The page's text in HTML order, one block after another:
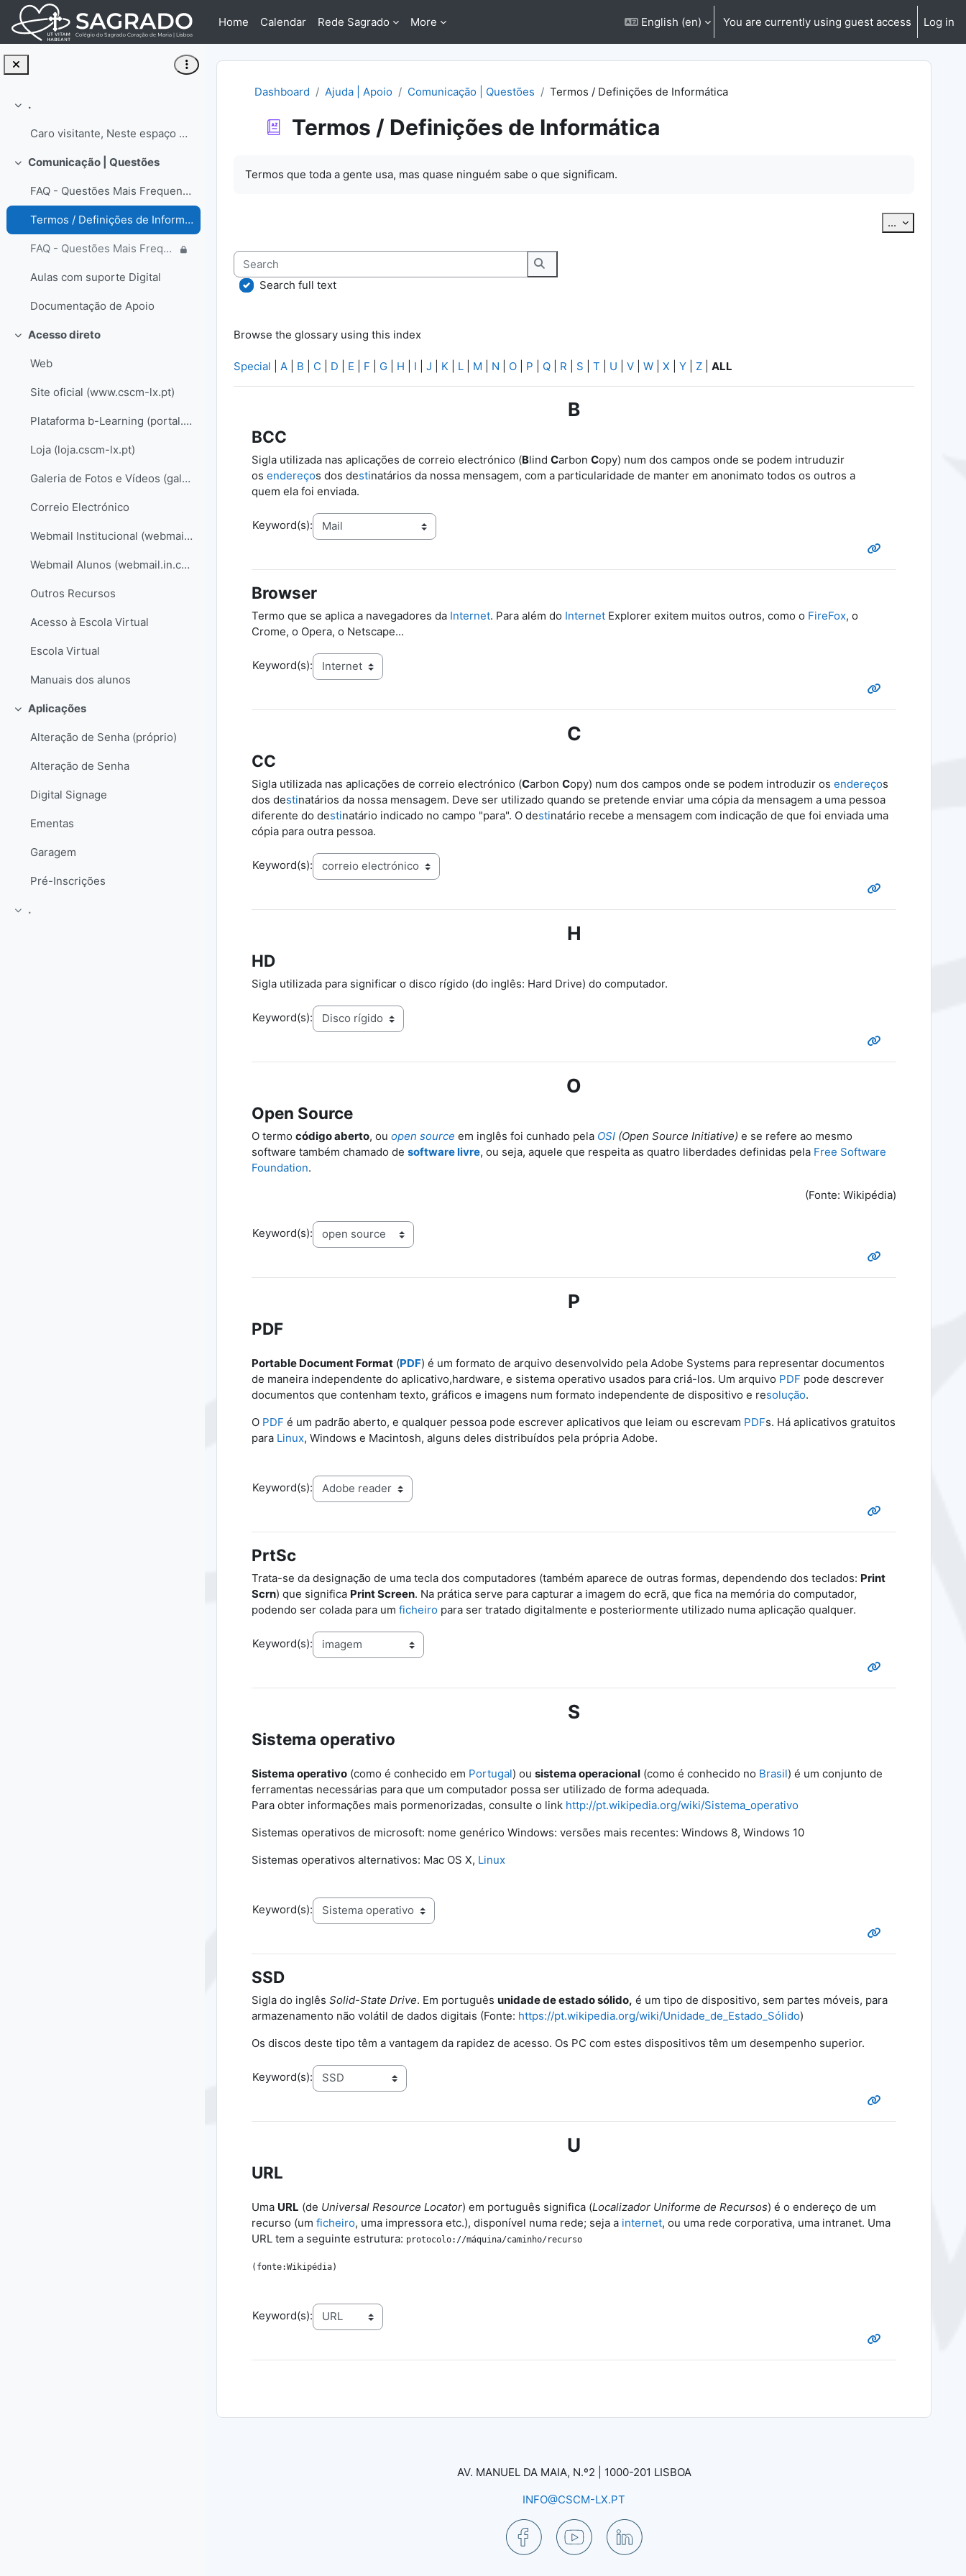
Skip to main content
Home
Calendar Rede Sagrado More English ‎(en)‎ You are currently using guest access Log in
Collapse
.
Caro visitante, Neste espaço encontrará informa...
Collapse
Comunicação | Questões
FAQ - Questões Mais Frequentes
Termos / Definições de Informática
FAQ - Questões Mais Frequentes | Colaborador
Aulas com suporte Digital
Documentação de Apoio
Collapse
Acesso direto
Web
Site oficial (www.cscm-lx.pt)
Plataforma b-Learning (portal.cscm-lx.pt)
Loja (loja.cscm-lx.pt)
Galeria de Fotos e Vídeos (galeria.cscm-lx.pt)
Correio Electrónico
Webmail Institucional (webmail.cscm-lx.pt)
Webmail Alunos (webmail.in.cscm-lx.pt)
Outros Recursos
Acesso à Escola Virtual
Escola Virtual
Manuais dos alunos
Collapse
Aplicações
Alteração de Senha (próprio)
Alteração de Senha
Digital Signage
Ementas
Garagem
Pré-Inscrições
Collapse
.
Dashboard Ajuda | Apoio Comunicação | Questões Termos / Definições de Informática
Termos / Definições de Informática
Termos que toda a gente usa, mas quase ninguém sabe o que significam.
... Export
Search
Search
Search full text
Browse the glossary using this index
Special A B C D E F G H I J K L M N O P Q R S T U V W X Y Z ALL
B
BCC
Sigla utilizada nas aplicações de correio electrónico (Blind Carbon Copy) num dos campos onde se podem intruduzir
os endereços dos destinatários da nossa mensagem, com a particularidade de manter em anonimato todos os outros a
quem ela foi enviada.
Keyword(s):
Browser
Termo que se aplica a navegadores da Internet. Para além do Internet Explorer exitem muitos outros, como o FireFox, o
Crome, o Opera, o Netscape...
Keyword(s):
C
CC
Sigla utilizada nas aplicações de correio electrónico (Carbon Copy) num dos campos onde se podem introduzir os endereços
dos destinatários da nossa mensagem. Deve ser utilizado quando se pretende enviar uma cópia da mensagem a uma pessoa
diferente do destinatário indicado no campo "para". O destinatário recebe a mensagem com indicação de que foi enviada uma
cópia para outra pessoa.
Keyword(s):
H
HD
Sigla utilizada para significar o disco rígido (do inglês: Hard Drive) do computador.
Keyword(s):
O
Open Source
O termo código aberto, ou open source em inglês foi cunhado pela OSI (Open Source Initiative) e se refere ao mesmo
software também chamado de software livre, ou seja, aquele que respeita as quatro liberdades definidas pela Free Software
Foundation.
(Fonte: Wikipédia)
Keyword(s):
P
PDF
Portable Document Format (PDF) é um formato de arquivo desenvolvido pela Adobe Systems para representar documentos
de maneira independente do aplicativo,hardware, e sistema operativo usados para criá-los. Um arquivo PDF pode descrever
documentos que contenham texto, gráficos e imagens num formato independente de dispositivo e resolução.
O PDF é um padrão aberto, e qualquer pessoa pode escrever aplicativos que leiam ou escrevam PDFs. Há aplicativos gratuitos
para Linux, Windows e Macintosh, alguns deles distribuídos pela própria Adobe.
Keyword(s):
PrtSc
Trata-se da designação de uma tecla dos computadores (também aparece de outras formas, dependendo dos teclados: Print
Scrn) que significa Print Screen. Na prática serve para capturar a imagem do ecrã, que fica na memória do computador,
podendo ser colada para um ficheiro para ser tratado digitalmente e posteriormente utilizado numa aplicação qualquer.
Keyword(s):
S
Sistema operativo
Sistema operativo (como é conhecido em Portugal) ou sistema operacional (como é conhecido no Brasil) é um conjunto de
ferramentas necessárias para que um computador possa ser utilizado de forma adequada.
Para obter informações mais pormenorizadas, consulte o link http://pt.wikipedia.org/wiki/Sistema_operativo
Sistemas operativos de microsoft: nome genérico Windows: versões mais recentes: Windows 8, Windows 10
Sistemas operativos alternativos: Mac OS X, Linux
Keyword(s):
SSD
Sigla do inglês Solid-State Drive. Em português unidade de estado sólido, é um tipo de dispositivo, sem partes móveis, para
armazenamento não volátil de dados digitais (Fonte: https://pt.wikipedia.org/wiki/Unidade_de_Estado_Sólido)
Os discos deste tipo têm a vantagem da rapidez de acesso. Os PC com estes dispositivos têm um desempenho superior.
Keyword(s):
U
URL
Uma URL (de Universal Resource Locator) em português significa (Localizador Uniforme de Recursos) é o endereço de um
recurso (um ficheiro, uma impressora etc.), disponível numa rede; seja a internet, ou uma rede corporativa, uma intranet. Uma
URL tem a seguinte estrutura: protocolo://máquina/caminho/recurso
(fonte:Wikipédia)
Keyword(s):
AV. MANUEL DA MAIA, N.º2 | 1000-201 LISBOA
INFO@CSCM-LX.PT